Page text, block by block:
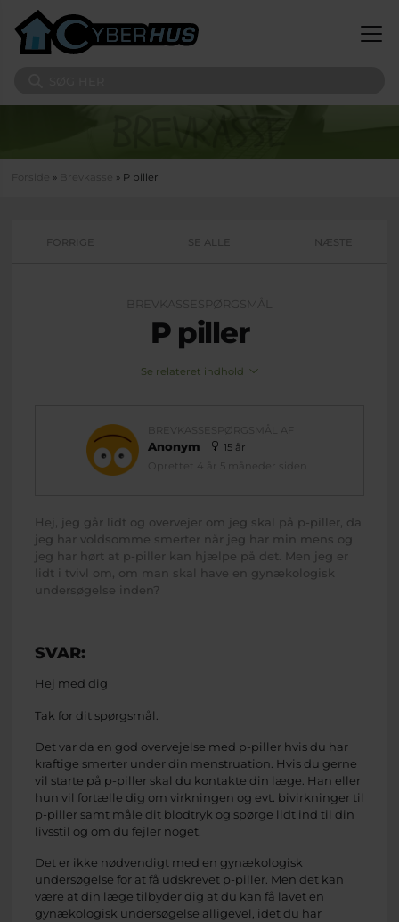
Du er her
» Brevkasse » P piller
FORRIGE SE ALLE NÆSTE
BREVKASSESPØRGSMÅL
P piller
Se relateret indhold
BREVKASSESPØRGSMÅL AF
Anonym
15 år
Oprettet 4 år 5 måneder siden
Hej, jeg går lidt og overvejer om jeg skal på p-piller, da
jeg har voldsomme smerter når jeg har min mens og
jeg har hørt at p-piller kan hjælpe på det. Men jeg er
lidt i tvivl om, om man skal have en gynækologisk
undersøgelse inden?
SVAR:
Hej med dig
Tak for dit spørgsmål.
Det var da en god overvejelse med p-piller hvis du har
kraftige smerter under din menstruation. Hvis du gerne
vil starte på p-piller skal du kontakte din læge. Han eller
hun vil fortælle dig om virkningen og evt. bivirkninger til
p-piller samt måle dit blodtryk og spørge lidt ind til din
livsstil og om du fejler noget.
Det er ikke nødvendigt med en gynækologisk
undersøgelse for at få udskrevet p-piller. Men det kan
være at din læge tilbyder dig at du kan få lavet en
gynækologisk undersøgelse alligevel, idet du har